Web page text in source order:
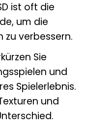
ist oft die
um die
zu verbessern.
Sie
und
Spielerlebnis.
und